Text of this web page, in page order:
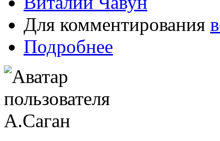
Для комментирования
Подробнее